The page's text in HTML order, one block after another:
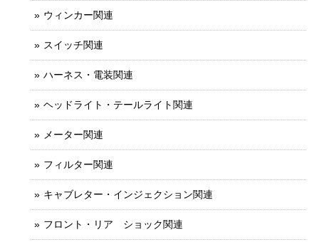
ウィンカー関連
スイッチ関連
ハーネス・電装関連
ヘッドライト・テールライト関連
メーター関連
フィルター関連
キャブレター・インジェクション関連
フロント・リア ショック関連